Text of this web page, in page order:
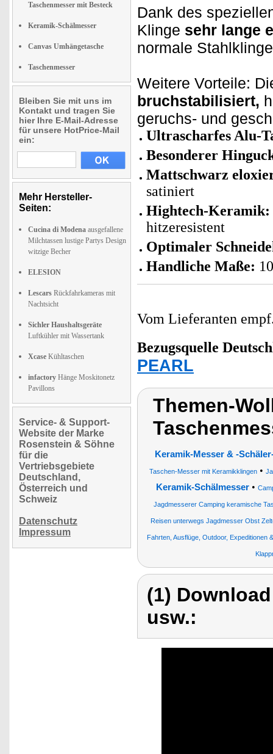
Taschenmesser mit Besteck
Keramik-Schälmesser
Canvas Umhängetasche
Taschenmesser
Bleiben Sie mit uns im
Kontakt und tragen Sie
hier Ihre E-Mail-Adresse
für unsere HotPrice-Mail
ein:
Mehr Hersteller-
Seiten:
Cucina di Modena ausgefallene
Milchtassen lustige Partys Design
witzige Becher
ELESION
Lescars Rückfahrkameras mit
Nachtsicht
Sichler Haushaltsgeräte
Luftkühler mit Wassertank
Xcase Kühltaschen
infactory Hänge Moskitonetz
Pavillons
Service- & Support-
Website der Marke
Rosenstein & Söhne
für die
Vertriebsgebiete
Deutschland,
Österreich und
Schweiz
Datenschutz
Impressum
Dank des
Klinge sehr lange
normale
Weitere Vorteile:
bruchstabilisiert,
geruchs- und
Ultrascharfes Alu-
Besonderer
Mattschwarz
satiniert
Hightech-Keramik:
hitzeresistent
Optimaler
Handliche Maße:
Vom Lieferanten
Bezugsquelle
PEARL
Themen-
Keramik-Messer & -
Taschen-Messer mit Keramikklingen •
Keramik-Schälmesser •
Jagdmesserer Camping keramische
Reisen unterwegs Jagdmesser Obst
Fahrten, Ausflüge, Outdoor, Expeditionen
(1)
usw.: